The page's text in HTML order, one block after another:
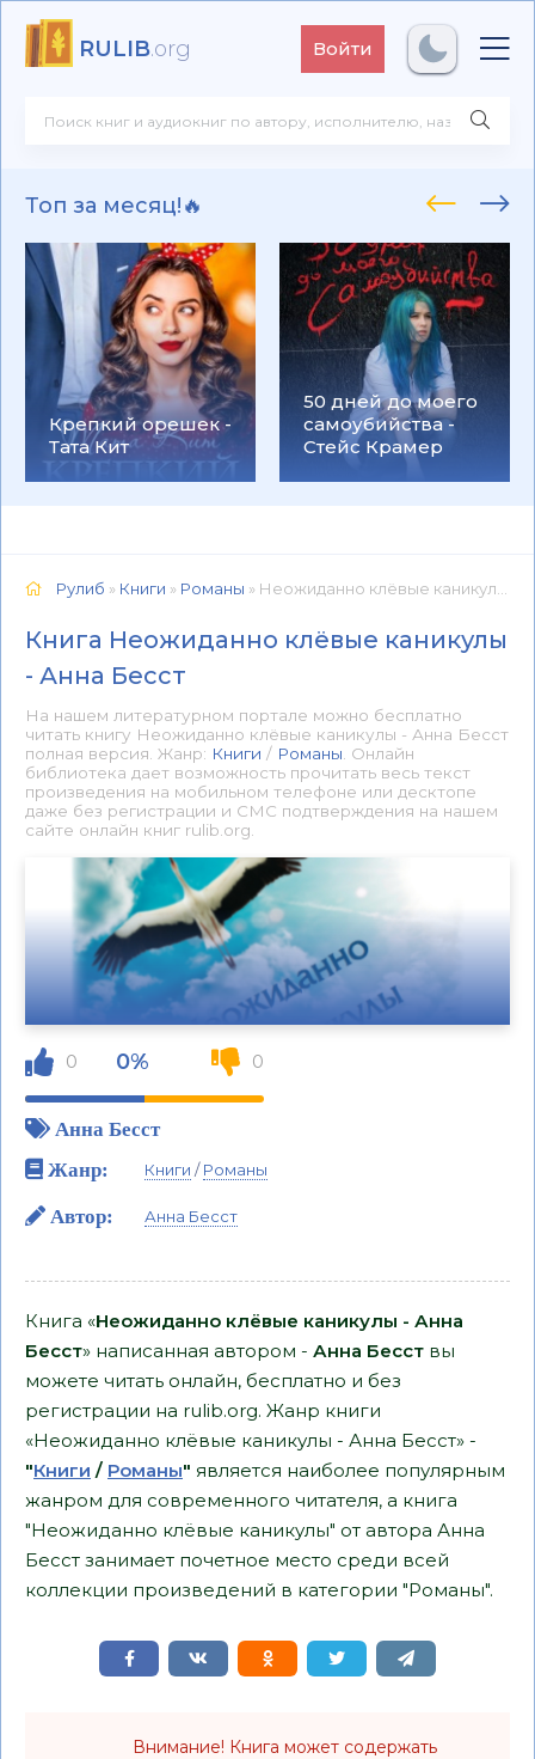
RULIB.org Войти
Топ за месяц!🔥
Крепкий орешек -
Тата Кит
50 дней до моего
самоубийства -
Стейс Крамер
Рулиб » Книги » Романы » Неожиданно клёвые каникулы - Анна Бесст 📕 - Книга онлайн бесплатно
Книга Неожиданно клёвые каникулы
- Анна Бесст
На нашем литературном портале можно бесплатно
читать книгу Неожиданно клёвые каникулы - Анна Бесст
полная версия. Жанр: Книги / Романы . Онлайн
библиотека дает возможность прочитать весь текст
произведения на мобильном телефоне или десктопе
даже без регистрации и СМС подтверждения на нашем
сайте онлайн книг rulib.org.
0 0% 0
Анна Бесст
Жанр:
Книги /Романы
Автор: Анна Бесст
Книга «Неожиданно клёвые каникулы - Анна
Бесст» написанная автором - Анна Бесст вы
можете читать онлайн, бесплатно и без
регистрации на rulib.org. Жанр книги
«Неожиданно клёвые каникулы - Анна Бесст» -
"Книги / Романы" является наиболее популярным
жанром для современного читателя, а книга
"Неожиданно клёвые каникулы" от автора Анна
Бесст занимает почетное место среди всей
коллекции произведений в категории "Романы".
Внимание! Книга может содержать